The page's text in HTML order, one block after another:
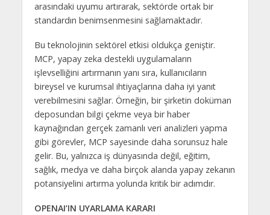
arasındaki uyumu artırarak, sektörde ortak bir
standardın benimsenmesini sağlamaktadır.
Bu teknolojinin sektörel etkisi oldukça geniştir.
MCP, yapay zeka destekli uygulamaların
işlevselliğini artırmanın yanı sıra, kullanıcıların
bireysel ve kurumsal ihtiyaçlarına daha iyi yanıt
verebilmesini sağlar. Örneğin, bir şirketin doküman
deposundan bilgi çekme veya bir haber
kaynağından gerçek zamanlı veri analizleri yapma
gibi görevler, MCP sayesinde daha sorunsuz hale
gelir. Bu, yalnızca iş dünyasında değil, eğitim,
sağlık, medya ve daha birçok alanda yapay zekanın
potansiyelini artırma yolunda kritik bir adımdır.
OPENAI’IN UYARLAMA KARARI